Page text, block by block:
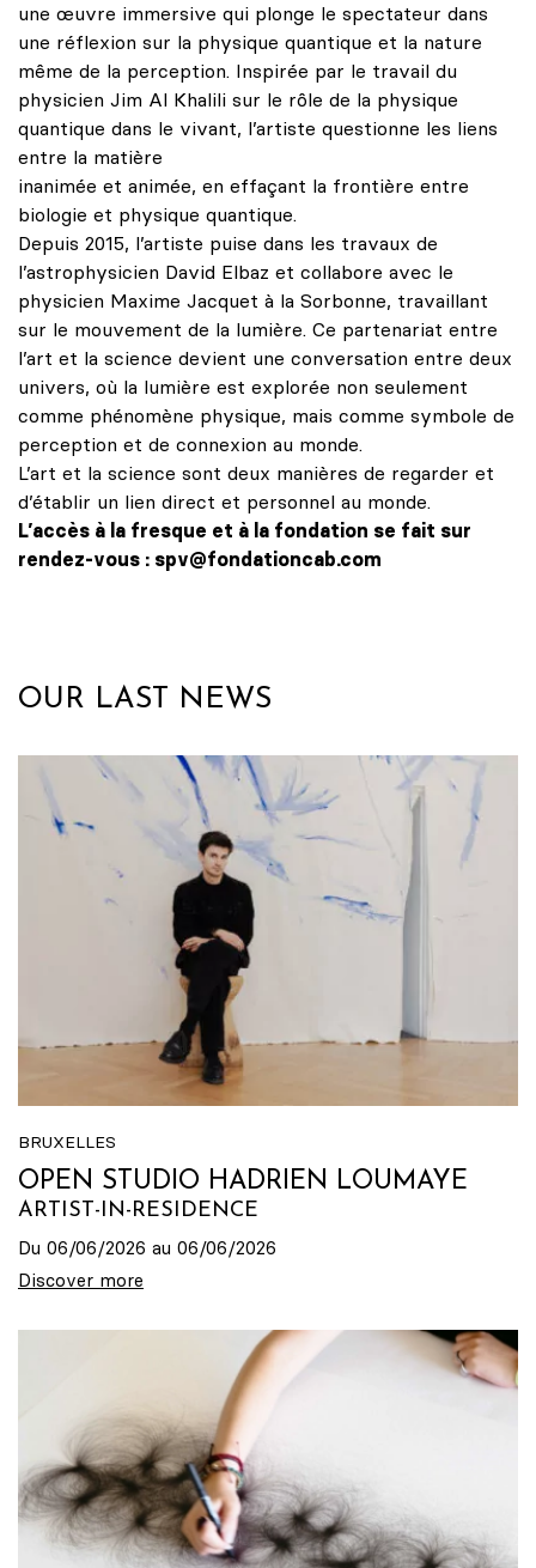
une œuvre immersive qui plonge le spectateur dans
une réflexion sur la physique quantique et la nature
même de la perception. Inspirée par le travail du
physicien Jim Al Khalili sur le rôle de la physique
quantique dans le vivant, l’artiste questionne les liens
entre la matière
inanimée et animée, en effaçant la frontière entre
biologie et physique quantique.
Depuis 2015, l’artiste puise dans les travaux de
l’astrophysicien David Elbaz et collabore avec le
physicien Maxime Jacquet à la Sorbonne, travaillant
sur le mouvement de la lumière. Ce partenariat entre
l’art et la science devient une conversation entre deux
univers, où la lumière est explorée non seulement
comme phénomène physique, mais comme symbole de
perception et de connexion au monde.
L’art et la science sont deux manières de regarder et
d’établir un lien direct et personnel au monde.
L’accès à la fresque et à la fondation se fait sur
rendez-vous : spv@fondationcab.com
OUR LAST NEWS
BRUXELLES
OPEN STUDIO HADRIEN LOUMAYE
ARTIST-IN-RESIDENCE
Du 06/06/2026 au 06/06/2026
Discover more